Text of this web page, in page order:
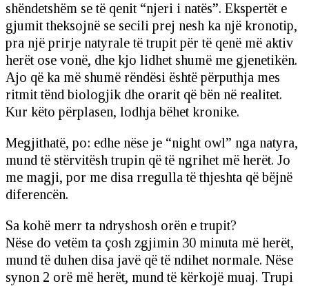
shëndetshëm se të qenit “njeri i natës”. Ekspertët e
gjumit theksojnë se secili prej nesh ka një kronotip,
pra një prirje natyrale të trupit për të qenë më aktiv
herët ose vonë, dhe kjo lidhet shumë me gjenetikën.
Ajo që ka më shumë rëndësi është përputhja mes
ritmit tënd biologjik dhe orarit që bën në realitet.
Kur këto përplasen, lodhja bëhet kronike.
Megjithatë, po: edhe nëse je “night owl” nga natyra,
mund të stërvitësh trupin që të ngrihet më herët. Jo
me magji, por me disa rregulla të thjeshta që bëjnë
diferencën.
Sa kohë merr ta ndryshosh orën e trupit?
Nëse do vetëm ta çosh zgjimin 30 minuta më herët,
mund të duhen disa javë që të ndihet normale. Nëse
synon 2 orë më herët, mund të kërkojë muaj. Trupi